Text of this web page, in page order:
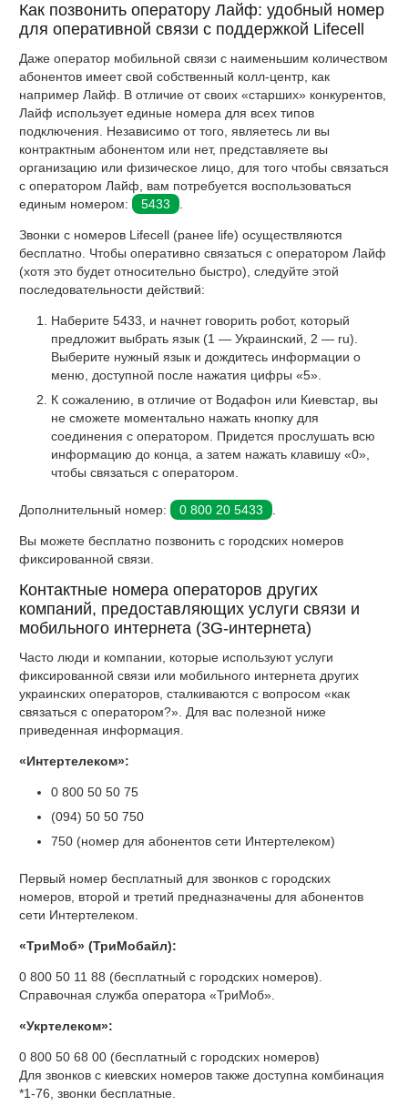
Как позвонить оператору Лайф: удобный номер
для оперативной связи с поддержкой Lifecell
Даже оператор мобильной связи с наименьшим количеством
абонентов имеет свой собственный колл-центр, как
например Лайф. В отличие от своих «старших» конкурентов,
Лайф использует единые номера для всех типов
подключения. Независимо от того, являетесь ли вы
контрактным абонентом или нет, представляете вы
организацию или физическое лицо, для того чтобы связаться
с оператором Лайф, вам потребуется воспользоваться
единым номером:
5433
Звонки с номеров Lifecell (ранее life) осуществляются
бесплатно. Чтобы оперативно связаться с оператором Лайф
(хотя это будет относительно быстро), следуйте этой
последовательности действий:
Наберите 5433, и начнет говорить робот, который
предложит выбрать язык (1 — Украинский, 2 — ru).
Выберите нужный язык и дождитесь информации о
меню, доступной после нажатия цифры «5».
К сожалению, в отличие от Водафон или Киевстар, вы
не сможете моментально нажать кнопку для
соединения с оператором. Придется прослушать всю
информацию до конца, а затем нажать клавишу «0»,
чтобы связаться с оператором.
Дополнительный номер: 0 800 20 5433
Вы можете бесплатно позвонить с городских номеров
фиксированной связи.
Контактные номера операторов других
компаний, предоставляющих услуги связи и
мобильного интернета (3G-интернета)
Часто люди и компании, которые используют услуги
фиксированной связи или мобильного интернета других
украинских операторов, сталкиваются с вопросом «как
связаться с оператором?». Для вас полезной ниже
приведенная информация.
«Интертелеком»:
0 800 50 50 75
(094) 50 50 750
750 (номер для абонентов сети Интертелеком)
Первый номер бесплатный для звонков с городских
номеров, второй и третий предназначены для абонентов
сети Интертелеком.
«ТриМоб» (ТриМобайл):
0 800 50 11 88 (бесплатный с городских номеров).
Справочная служба оператора «ТриМоб».
«Укртелеком»:
0 800 50 68 00 (бесплатный с городских номеров)
Для звонков с киевских номеров также доступна комбинация
*1-76, звонки бесплатные.